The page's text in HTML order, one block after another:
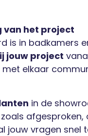
van het project
is in badkamers
jouw project
elkaar
in de
afgesproken,
jouw vragen snel